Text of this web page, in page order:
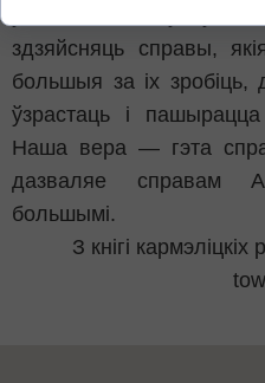
здзяйсняць справы,
большыя за іх
ўзрастаць і
Наша вера — гэта
дазваляе справам
большымі.
З кнігі